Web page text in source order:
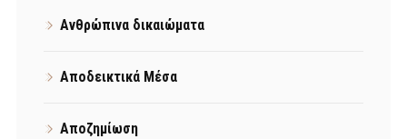
Ανθρώπινα δικαιώματα
Αποδεικτικά Μέσα
Αποζημίωση